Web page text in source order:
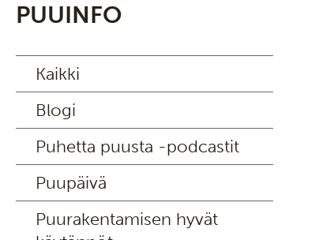
PUUINFO
Kaikki
Blogi
Puhetta puusta -podcastit
Puupäivä
Puurakentamisen hyvät